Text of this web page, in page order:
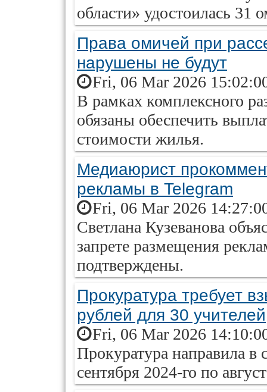
области» удостоилась 31
Права омичей при
нарушены не будут
Fri, 06 Mar 2026
В рамках комплексного
обязаны обеспечить
стоимости жилья.
Медиаюрист
рекламы в Telegram
Fri, 06 Mar 2026
Светлана Кузеванова
запрете размещения
подтверждены.
Прокуратура требует
рублей для 30 учителей
Fri, 06 Mar 2026
Прокуратура направила в
сентября 2024-го по